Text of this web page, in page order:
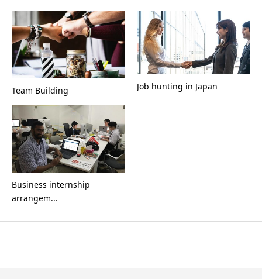
Team Building Job hunting in Japan
Business internship
arrangem...